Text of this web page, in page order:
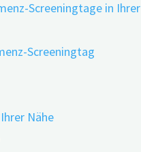
Screeningtage in Ihrer
Screeningtag
Nähe